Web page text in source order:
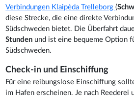
Verbindungen Klaipėda Trelleborg(
diese Strecke, die eine direkte
Südschweden bietet. Die Überfahrt
Stunden und ist eine bequeme Option
Südschweden.
Check-in und Einschiffung
Für eine reibungslose Einschiffung
im Hafen erscheinen. Je nach Reederei